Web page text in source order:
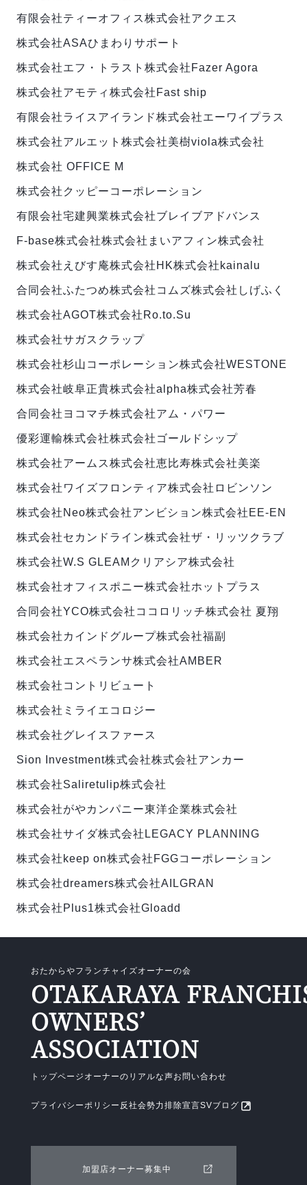
有限会社ティーオフィス株式会社アクエス
株式会社ASAひまわりサポート
株式会社エフ・トラスト 株式会社Fazer Agora
株式会社アモティ 株式会社Fast ship
有限会社ライスアイランド株式会社エーワイプラス
株式会社アルエット 株式会社美樹viola株式会社
株式会社 OFFICE M
株式会社クッピーコーポレーション
有限会社宅建興業株式会社ブレイブアドバンス
F-base株式会社株式会社まいアフィン株式会社
株式会社えびす庵株式会社HK株式会社kainalu
合同会社ふたつめ株式会社コムズ株式会社しげふく
株式会社AGOT株式会社Ro.to.Su
株式会社サガスクラップ
株式会社杉山コーポレーション株式会社WESTONE
株式会社岐阜正貴株式会社alpha株式会社芳春
合同会社ヨコマチ株式会社アム・パワー
優彩運輸株式会社株式会社ゴールドシップ
株式会社アームス株式会社恵比寿株式会社美楽
株式会社ワイズフロンティア株式会社ロビンソン
株式会社Neo株式会社アンビション株式会社EE-EN
株式会社セカンドライン株式会社ザ・リッツクラブ
株式会社W.S GLEAM クリアシア株式会社
株式会社オフィスポニー株式会社ホットプラス
合同会社YCO株式会社ココロリッチ株式会社 夏翔
株式会社カインドグループ株式会社福副
株式会社エスペランサ株式会社AMBER
株式会社コントリビュート
株式会社ミライエコロジー
株式会社グレイスファース
Sion Investment株式会社株式会社アンカー
株式会社Saliretulip株式会社
株式会社がやカンパニー東洋企業株式会社
株式会社サイダ株式会社LEGACY PLANNING
株式会社keep on株式会社FGGコーポレーション
株式会社dreamers株式会社AILGRAN
株式会社Plus1株式会社Gloadd
おたからやフランチャイズオーナーの会
OTAKARAYA
OWNERS’
ASSOCIATION
トップページ オーナーのリアルな声お問い合わせ
プライバシーポリシー 反社会勢力排除宣言SVブログ
加盟店オーナー募集中